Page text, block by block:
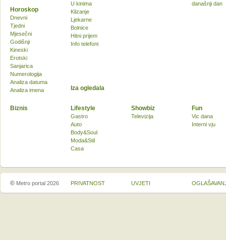
U kinima
Klizanje
Ljekarne
Bolnice
Hitni prijem
Info telefoni
današnji dan
Biznis Lifestyle
Gastro
Auto
Body&Soul
Moda&Stil
Casa
Showbiz
Televizija
Fun
Vic dana
Interni vju
Horoskop
Dnevni
Tjedni
Mjesečni
Godišnji
Kineski
Erotski
Sanjarica
Numerologija
Analiza datuma
Analiza imena
Iza ogledala
© Metro portal 2026 PRIVATNOST UVJETI